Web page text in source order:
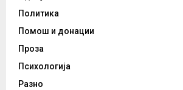
Политика
Помош и донации
Проза
Психологија
Разно